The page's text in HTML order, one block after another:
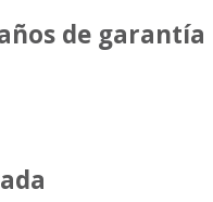
de garantía